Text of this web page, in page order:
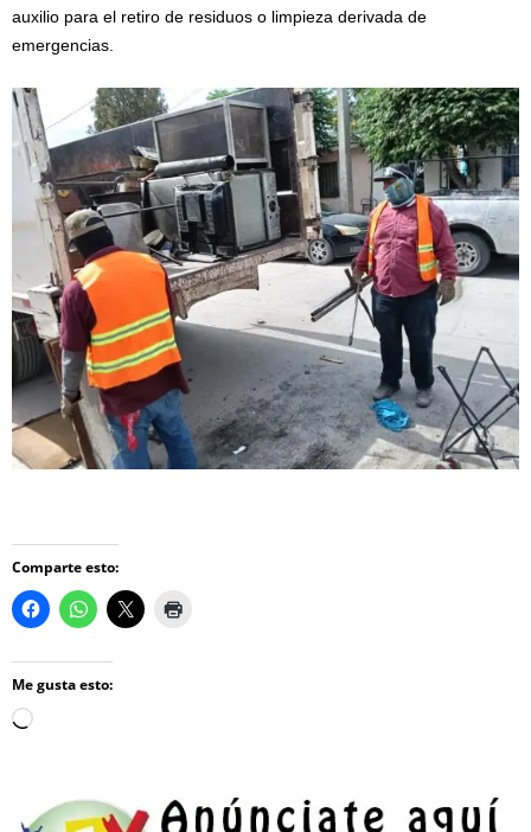
auxilio para el retiro de residuos o limpieza derivada de
emergencias.
Comparte esto:
Me gusta esto:
Loading…